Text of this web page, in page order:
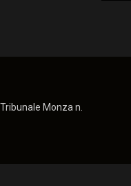
Monza n.